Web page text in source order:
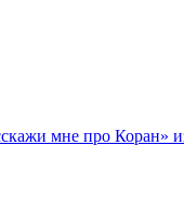
мне про Коран»